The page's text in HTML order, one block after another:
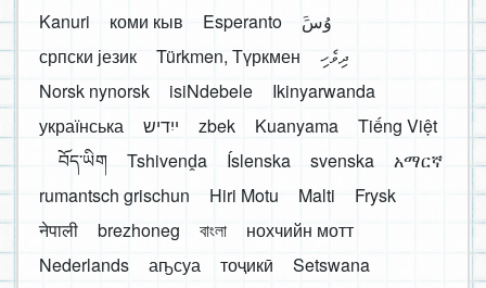
Kanuri
коми кыв Esperanto
َوُسَ
српски језик
Türkmen, Түркмен
ދިވެހި
Norsk nynorsk
isiNdebele
Ikinyarwanda
українська
ייִדיש zbek Kuanyama
Tiếng Việt
བོད་ཡིག
Tshivenḓa Íslenska svenska
አማርኛ
rumantsch grischun
Hiri Motu Malti
Frysk
नेपाली
brezhoneg বাংলা
нохчийн мотт
Nederlands
аҧсуа тоҷикӣ
Setswana